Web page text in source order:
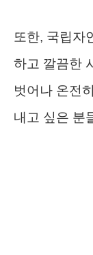
또한, 국립자
하고 깔끔한
벗어나 온전
내고 싶은 분